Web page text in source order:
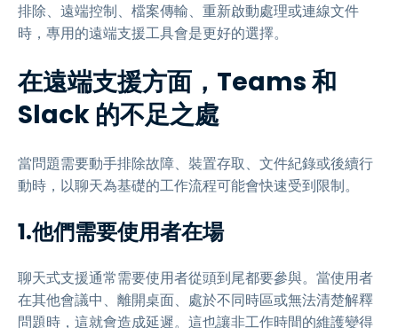
排除、遠端控制、檔案傳輸、重新啟動處理或連線文件
時，專用的遠端支援工具會是更好的選擇。
在遠端支援方面，Teams 和
Slack 的不足之處
當問題需要動手排除故障、裝置存取、文件紀錄或後續行
動時，以聊天為基礎的工作流程可能會快速受到限制。
1.他們需要使用者在場
聊天式支援通常需要使用者從頭到尾都要參與。當使用者
在其他會議中、離開桌面、處於不同時區或無法清楚解釋
問題時，這就會造成延遲。這也讓非工作時間的維護變得